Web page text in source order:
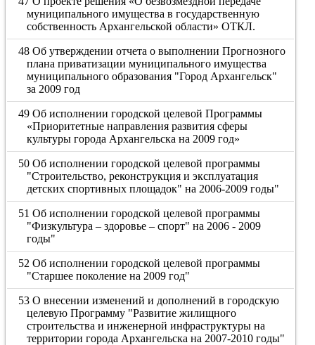
муниципального имущества в государственную
собственность Архангельской области» ОТКЛ.
48 Об утверждении отчета о выполнении Прогнозного
плана приватизации муниципального имущества
муниципального образования "Город Архангельск"
за 2009 год
49 Об исполнении городской целевой Программы
«Приоритетные направления развития сферы
культуры города Архангельска на 2009 год»
50 Об исполнении городской целевой программы
"Строительство, реконструкция и эксплуатация
детских спортивных площадок" на 2006-2009 годы"
51 Об исполнении городской целевой программы
"Физкультура – здоровье – спорт" на 2006 - 2009
годы"
52 Об исполнении городской целевой программы
"Старшее поколение на 2009 год"
53 О внесении изменений и дополнений в городскую
целевую Программу "Развитие жилищного
строительства и инженерной инфраструктуры на
территории города Архангельска на 2007-2010 годы"